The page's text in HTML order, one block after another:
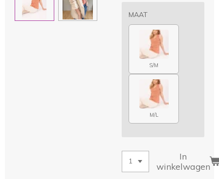
MAAT
S/M
M/L
In
winkelwagen